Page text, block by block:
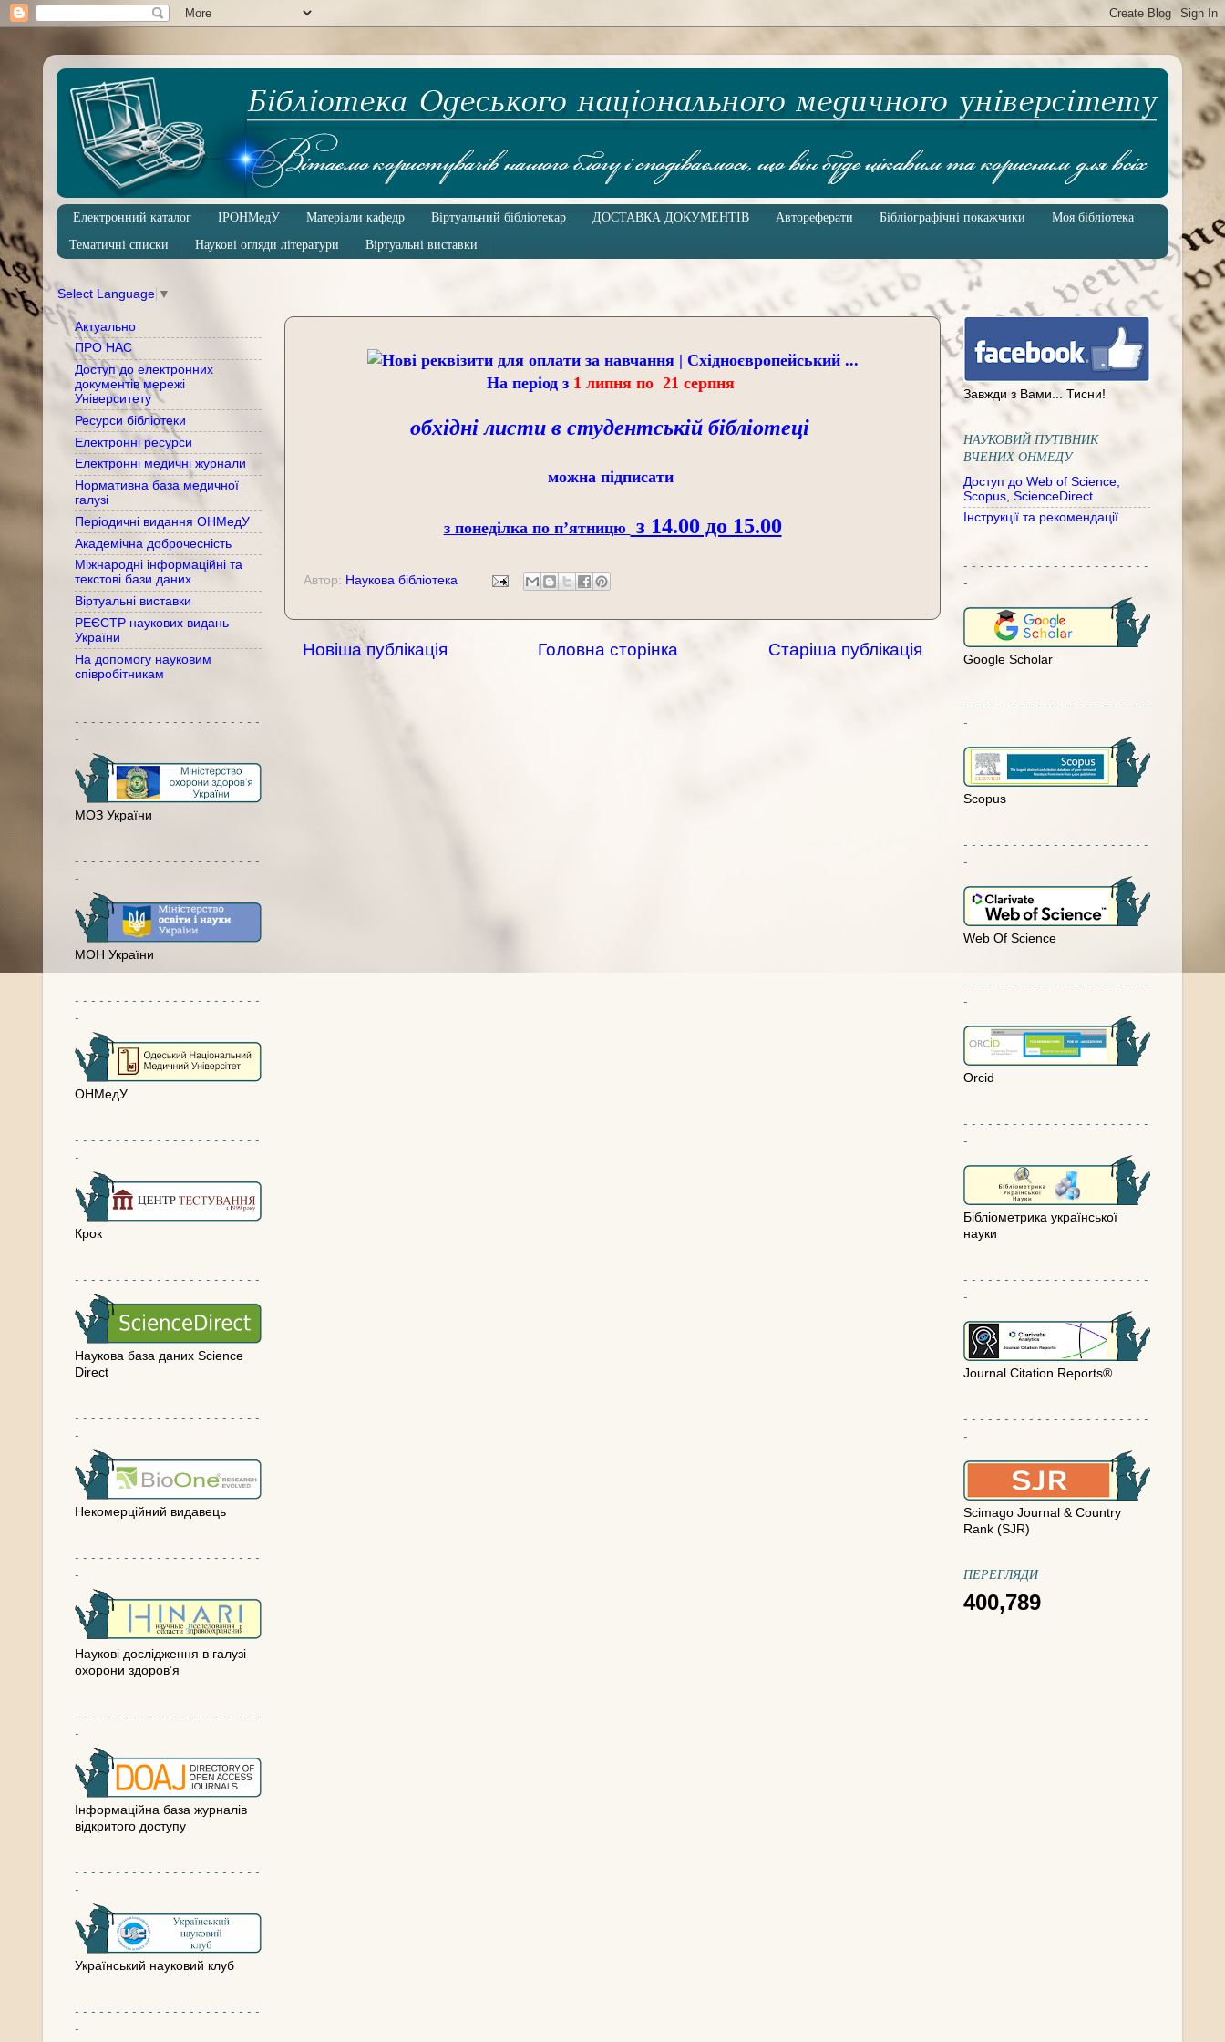
Електронний каталог ІРОНМедУ Матеріали кафедр Віртуальний бібліотекар ДОСТАВКА ДОКУМЕНТІВ Автореферати Бібліографічні покажчики
Моя бібліотека
Тематичні списки
Наукові огляди літератури Віртуальні виставки
Select Language ▼
На період з1 липня по 21 серпня
обхідні листи в студентській бібліотеці
можна підписати
з понеділка по п’ятницю з 14.00 до 15.00
Автор: Наукова бібліотека
Новіша публікація Старіша публікація
Головна сторінка
Актуально
ПРО НАС
Доступ до електронних
документів мережі
Університету
Ресурси бібліотеки
Електронні ресурси
Електронні медичні журнали
Нормативна база медичної
галузі
Періодичні видання ОНМедУ
Академічна доброчесність
Міжнародні інформаційні та
текстові бази даних
Віртуальні виставки
РЕЄСТР наукових видань
України
На допомогу науковим
співробітникам
- - - - - - - - - - - - - - - - - - - - - - -
-
МОЗ України
- - - - - - - - - - - - - - - - - - - - - - -
-
МОН України
- - - - - - - - - - - - - - - - - - - - - - -
-
ОНМедУ
- - - - - - - - - - - - - - - - - - - - - - -
-
Крок
- - - - - - - - - - - - - - - - - - - - - - -
Наукова база даних Science
Direct
- - - - - - - - - - - - - - - - - - - - - - -
-
Некомерційний видавець
- - - - - - - - - - - - - - - - - - - - - - -
-
Наукові дослідження в галузі
охорони здоров’я
- - - - - - - - - - - - - - - - - - - - - - -
-
Інформаційна база журналів
відкритого доступу
- - - - - - - - - - - - - - - - - - - - - - -
-
Український науковий клуб
- - - - - - - - - - - - - - - - - - - - - - -
-
Завжди з Вами... Тисни!
НАУКОВИЙ ПУТІВНИК
ВЧЕНИХ ОНМЕДУ
Доступ до Web of Science,
Scopus, ScienceDirect
Інструкції та рекомендації
- - - - - - - - - - - - - - - - - - - - - - -
-
Google Scholar
- - - - - - - - - - - - - - - - - - - - - - -
-
Scopus
- - - - - - - - - - - - - - - - - - - - - - -
-
Web Of Science
- - - - - - - - - - - - - - - - - - - - - - -
-
Orcid
- - - - - - - - - - - - - - - - - - - - - - -
-
Бібліометрика української
науки
- - - - - - - - - - - - - - - - - - - - - - -
-
Journal Citation Reports®
- - - - - - - - - - - - - - - - - - - - - - -
-
Scimago Journal & Country
Rank (SJR)
ПЕРЕГЛЯДИ
400,789